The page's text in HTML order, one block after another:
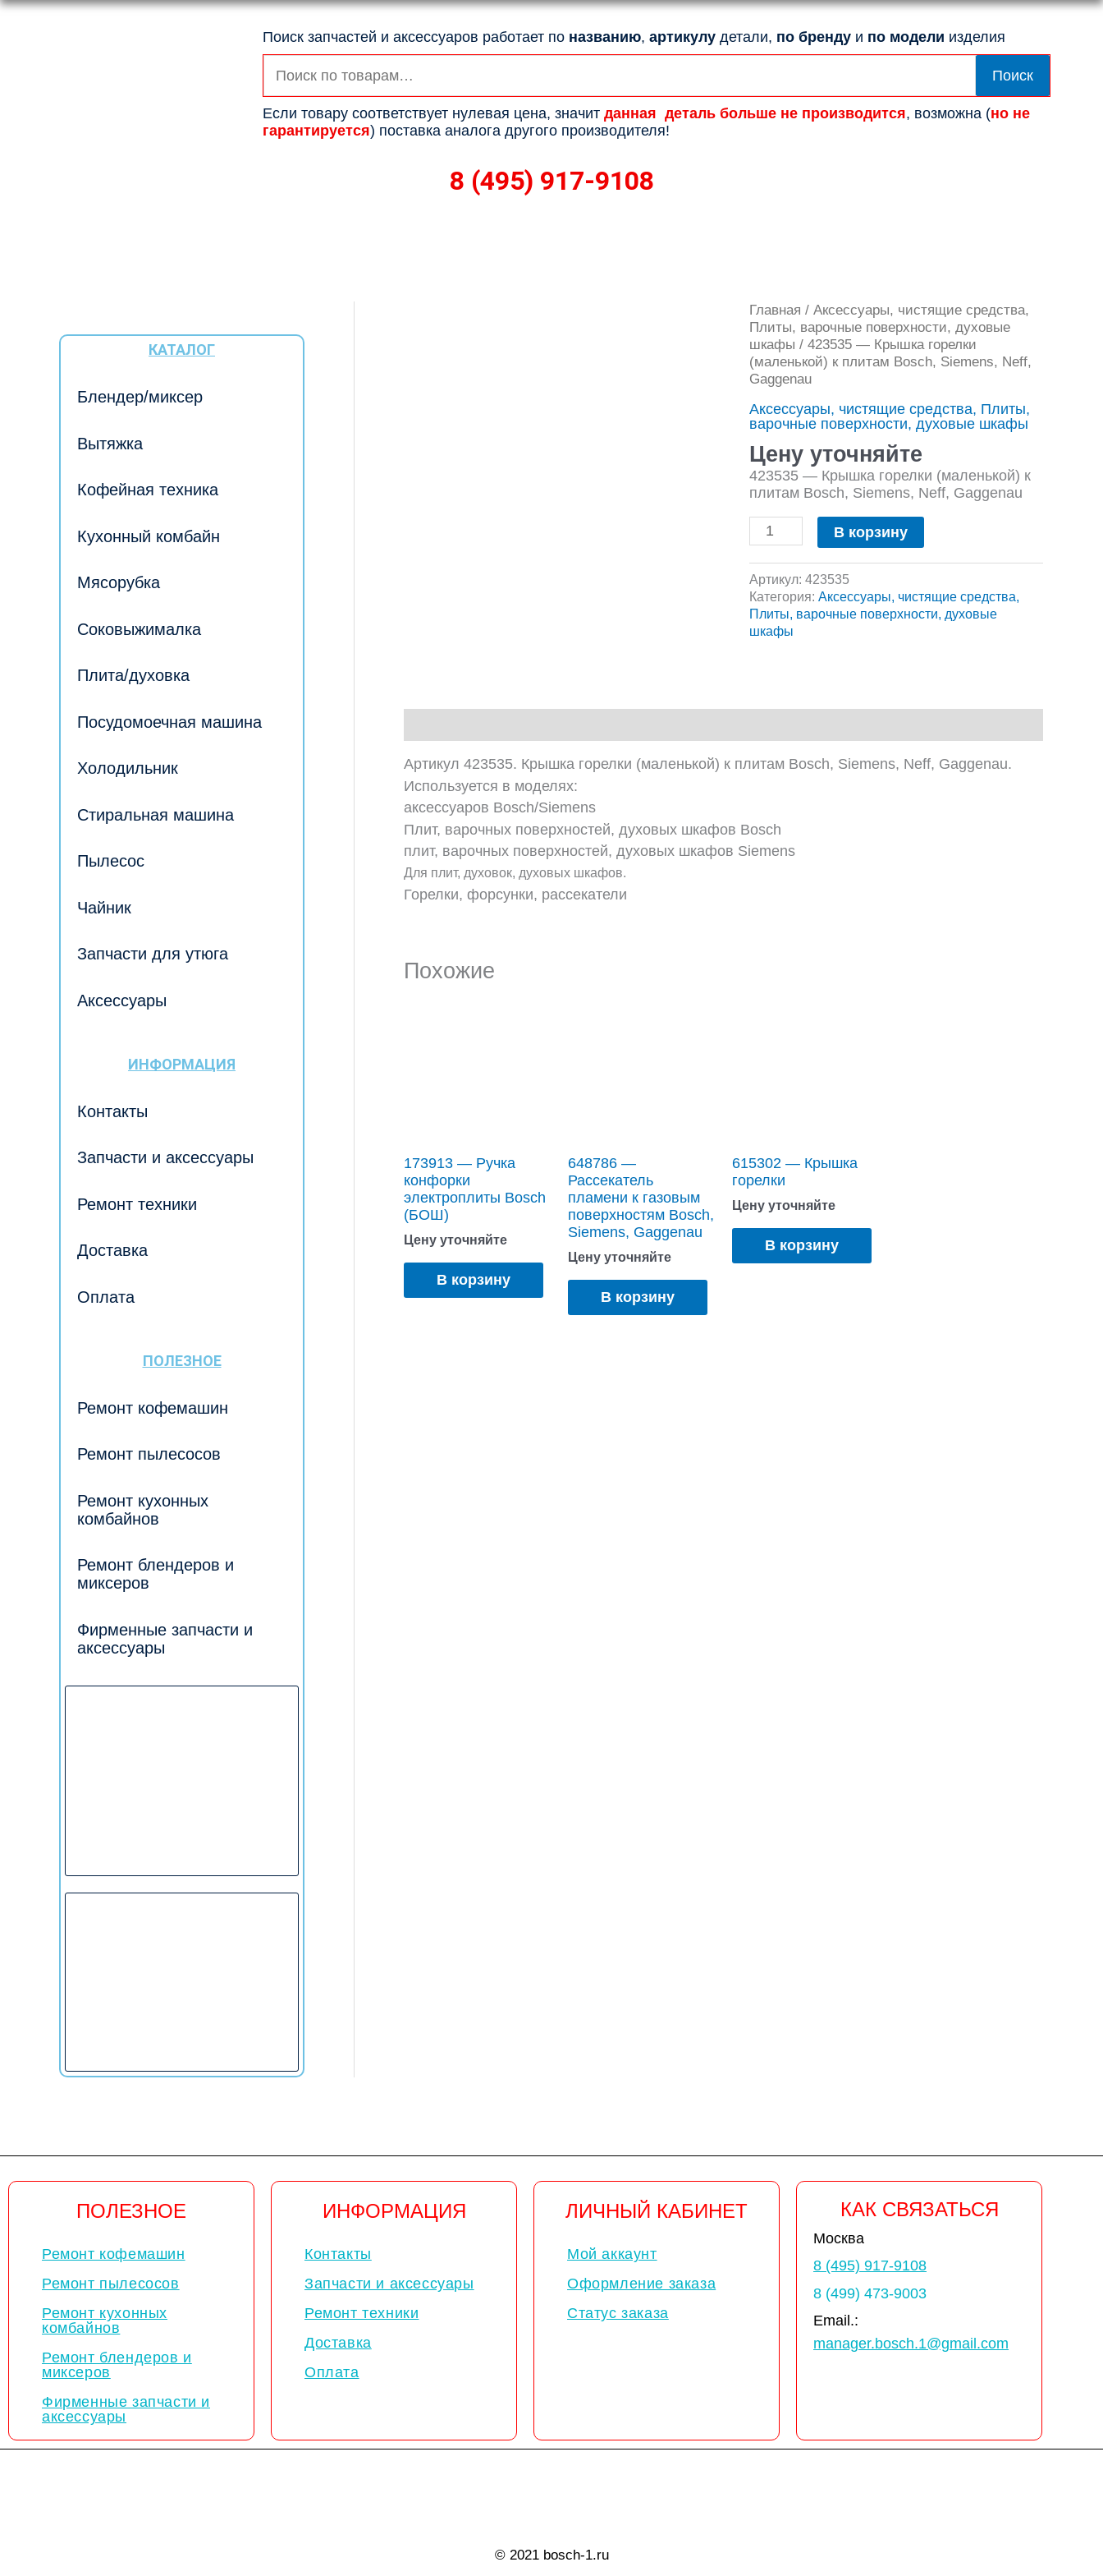
Поиск запчастей и аксессуаров работает по названию, артикулу детали, по бренду и по модели изделия
Поиск
Если товару соответствует нулевая цена, значит данная деталь больше не производится, возможна (но не
гарантируется) поставка аналога другого производителя!
8 (495) 917-9108
КАТАЛОГ
Блендер/миксер
Вытяжка
Кофейная техника
Кухонный комбайн
Мясорубка
Соковыжималка
Плита/духовка
Посудомоечная машина
Холодильник
Стиральная машина
Пылесос
Чайник
Запчасти для утюга
Аксессуары
ИНФОРМАЦИЯ
Контакты
Запчасти и аксессуары
Ремонт техники
Доставка
Оплата
ПОЛЕЗНОЕ
Ремонт кофемашин
Ремонт пылесосов
Ремонт кухонных
комбайнов
Ремонт блендеров и
миксеров
Фирменные запчасти и
аксессуары
Главная / Аксессуары, чистящие средства,
Плиты, варочные поверхности, духовые
шкафы / 423535 — Крышка горелки
(маленькой) к плитам Bosch, Siemens, Neff,
Gaggenau
Аксессуары, чистящие средства, Плиты,
варочные поверхности, духовые шкафы
Цену уточняйте
423535 — Крышка горелки (маленькой) к
плитам Bosch, Siemens, Neff, Gaggenau
Количество
товара
423535
-
Крышка
(маленькой)
к
плитам
Bosch,
Siemens,
Neff,
Gaggenau
В корзину
Артикул: 423535
Категория: Аксессуары, чистящие средства,
Плиты, варочные поверхности, духовые
шкафы
Артикул 423535. Крышка горелки (маленькой) к плитам Bosch, Siemens, Neff, Gaggenau.
Используется в моделях:
аксессуаров Bosch/Siemens
Плит, варочных поверхностей, духовых шкафов Bosch
плит, варочных поверхностей, духовых шкафов Siemens
Для плит, духовок, духовых шкафов.
Горелки, форсунки, рассекатели
Похожие
173913 — Ручка
конфорки
электроплиты Bosch
(БОШ)
Цену уточняйте
В корзину
648786 —
Рассекатель
пламени к газовым
поверхностям Bosch,
Siemens, Gaggenau
Цену уточняйте
В корзину
615302 — Крышка
горелки
Цену уточняйте
В корзину
ПОЛЕЗНОЕ
Ремонт кофемашин
Ремонт пылесосов
Ремонт кухонных
комбайнов
Ремонт блендеров и
миксеров
Фирменные запчасти и
аксессуары
ИНФОРМАЦИЯ
Контакты
Запчасти и аксессуары
Ремонт техники
Доставка
Оплата
ЛИЧНЫЙ КАБИНЕТ
Мой аккаунт
Оформление заказа
Статус заказа
КАК СВЯЗАТЬСЯ
Москва
8 (495) 917-9108
8 (499) 473-9003
Email.:
manager.bosch.1@gmail.com
© 2021 bosch-1.ru